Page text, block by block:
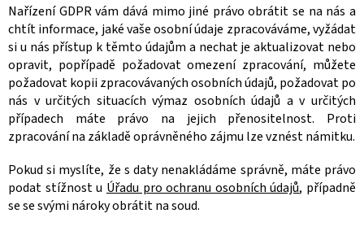
Nařízení GDPR vám dává mimo jiné právo obrátit se na nás a
chtít informace, jaké vaše osobní údaje zpracováváme, vyžádat
si u nás přístup k těmto údajům a nechat je aktualizovat nebo
opravit, popřípadě požadovat omezení zpracování, můžete
požadovat kopii zpracovávaných osobních údajů, požadovat po
nás v určitých situacích výmaz osobních údajů a v určitých
případech máte právo na jejich přenositelnost. Proti
zpracování na základě oprávněného zájmu lze vznést námitku.
Pokud si myslíte, že s daty nenakládáme správně, máte právo
podat stížnost u Úřadu pro ochranu osobních údajů, případně
se se svými nároky obrátit na soud.